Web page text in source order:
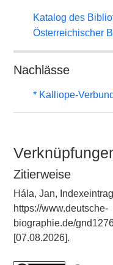
Katalog des
Österreichischer
Nachlässe
* Kalliope-Verbund
Zitierweise
Hála, Jan,
https://www.deutsche-
biographie.de/
[07.08.2026].